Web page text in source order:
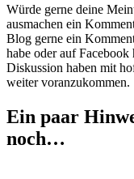
Würde gerne deine
ausmachen ein
Blog gerne ein
habe oder auf
Diskussion haben mit
weiter voranzukommen.
Ein paar
noch…